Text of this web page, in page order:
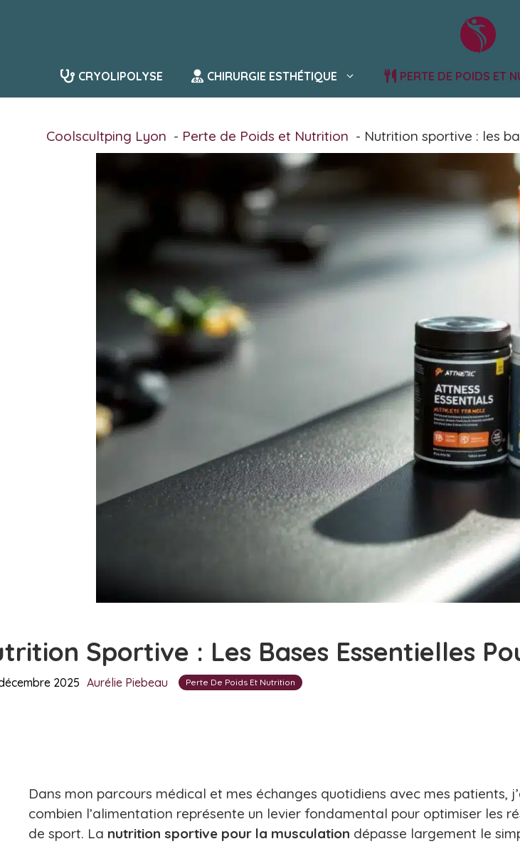
CRYOLIPOLYSE CHIRURGIE ESTHÉTIQUE PERTE DE POIDS ET
Coolscultping Lyon Perte de Poids et Nutrition Nutrition sportive : les
Sportive : Les Bases Essentielles
2025 Aurélie Piebeau Perte De Poids Et Nutrition
Dans mon parcours médical et mes échanges quotidiens avec mes patients,
combien l’alimentation représente un levier fondamental pour optimiser les
de sport. La nutrition sportive pour la musculation dépasse largement le